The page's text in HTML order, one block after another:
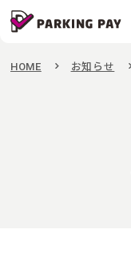
HOME お知らせ